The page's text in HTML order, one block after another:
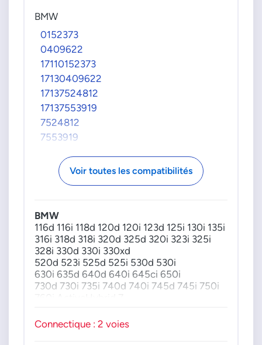
BMW
0152373
0409622
17110152373
17130409622
17137524812
17137553919
7524812
7553919
Voir toutes les compatibilités
BMW
116d 116i 118d 120d 120i 123d 125i 130i 135i
316i 318d 318i 320d 325d 320i 323i 325i
328i 330d 330i 330xd
520d 523i 525d 525i 530d 530i
630i 635d 640d 640i 645ci 650i
730d 730i 735i 740d 740i 745d 745i 750i
X1 X3 X4 X5 X6
Connectique : 2 voies